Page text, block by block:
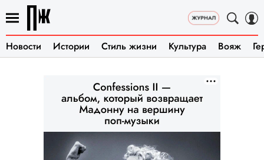
Новости Истории Стиль жизни Культура Вояж